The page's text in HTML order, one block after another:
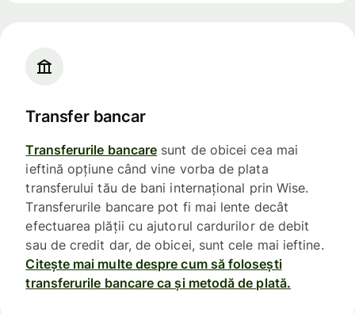
Transfer bancar
Transferurile bancare sunt de obicei cea mai
ieftină opțiune când vine vorba de plata
transferului tău de bani internațional prin Wise.
Transferurile bancare pot fi mai lente decât
efectuarea plății cu ajutorul cardurilor de debit
sau de credit dar, de obicei, sunt cele mai ieftine.
Citește mai multe despre cum să folosești
transferurile bancare ca și metodă de plată.